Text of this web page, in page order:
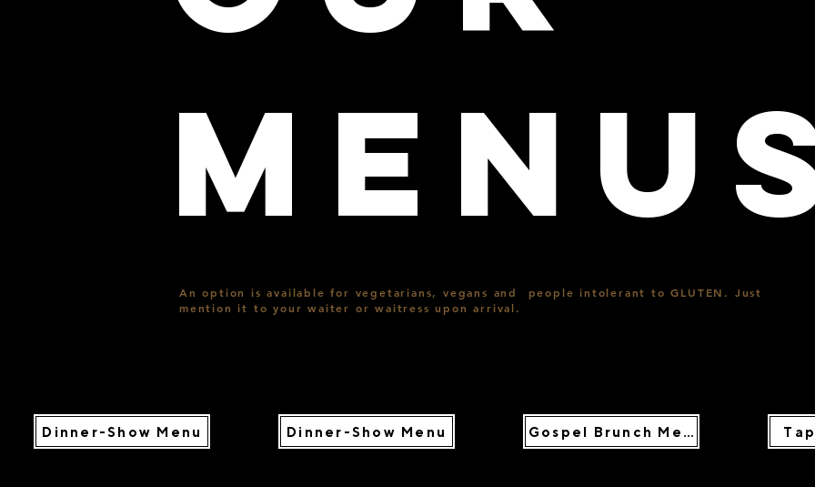
An option is available for vegetarians, vegans and people intolerant to GLUTEN. Just
mention it to your waiter or waitress upon arrival.
Dinner-Show Menu Dinner-Show Menu Gospel Brunch Menu